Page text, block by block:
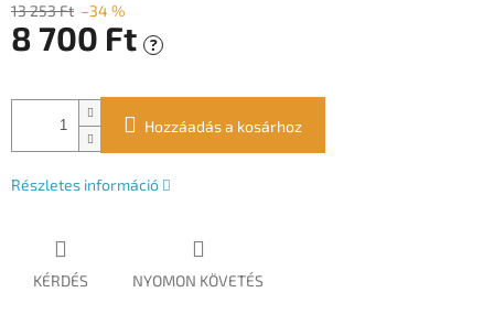
13 253 Ft –34 %
8 700 Ft ?
Hozzáadás a kosárhoz
Részletes információ
KÉRDÉS NYOMON KÖVETÉS